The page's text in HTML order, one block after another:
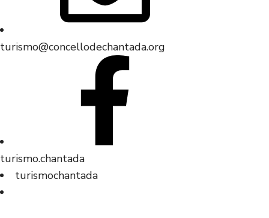
turismo@concellodechantada.org
turismo.chantada
turismochantada